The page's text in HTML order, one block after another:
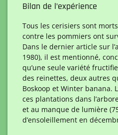
Bilan de l’expérience
Tous les cerisiers sont
contre les pommiers ont
Dans le dernier article sur
1980), il est mentionné,
qu’une seule variété
des reinettes, deux autres
Boskoop et Winter banana.
ces plantations dans
et au manque de lumière
d’ensoleillement en